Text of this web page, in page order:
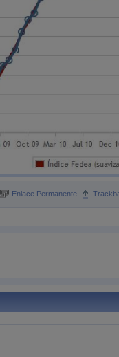
Enlace Permanente